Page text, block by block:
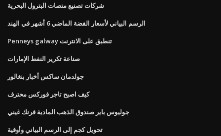
شركات تصنيع منصات البترول البحرية
الرسم البياني لأسعار الفضة الماضي 6 أشهر في الهند
Penneys galway تنطبق على الانترنت
صناعة تكرير النفط الإمارات
جولدمان ساكس أخبار بنغالور
كيف اصبح تاجر فوركس محترف
جوليوس باير صندوق الذهب المادية فرنك غيني
تحويل كجم إلى الرسم البياني وأوقية